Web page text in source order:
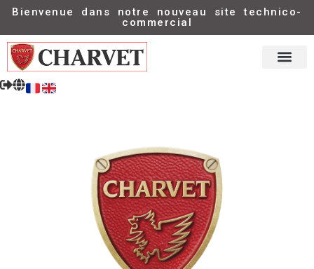
Bienvenue dans notre nouveau site technico-
commercial